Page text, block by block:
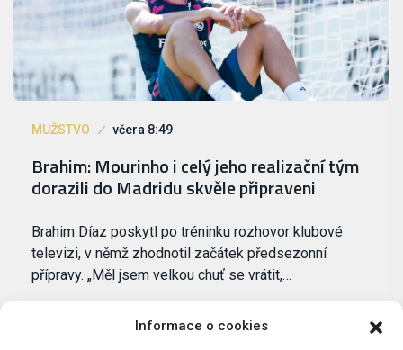
Informace o cookies
MUŽSTVO včera 8:49
Brahim: Mourinho i celý jeho realizační tým
dorazili do Madridu skvěle připraveni
Brahim Díaz poskytl po tréninku rozhovor klubové
televizi, v němž zhodnotil začátek předsezonní
přípravy. „Měl jsem velkou chuť se vrátit,…